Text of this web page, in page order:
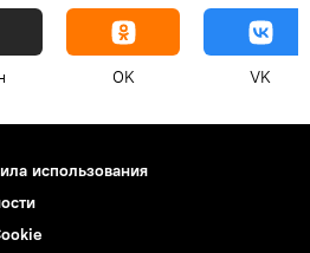
OK VK
использования